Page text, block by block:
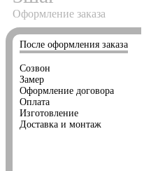
Оформление заказа
После оформления заказа
Созвон
Замер
Оформление договора
Оплата
Изготовление
Доставка и монтаж